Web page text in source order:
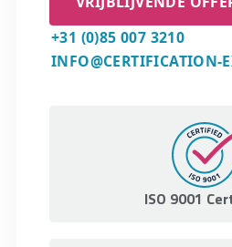
+31 (0)85 007 3210
INFO@CERTIFICATION-
ISO 9001